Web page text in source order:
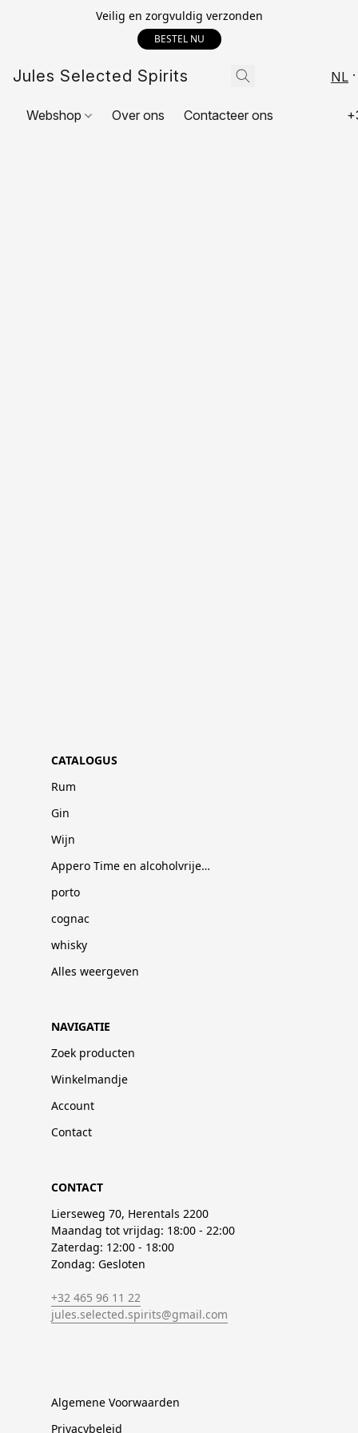
Veilig en zorgvuldig verzonden
BESTEL NU
Jules Selected Spirits NL
Webshop Over ons Contacteer ons
CATALOGUS
Rum
Gin
Wijn
Appero Time en alcoholvrije dranken
porto
cognac
whisky
Alles weergeven
NAVIGATIE
Zoek producten
Winkelmandje
Account
Contact
CONTACT
Lierseweg 70, Herentals 2200
Maandag tot vrijdag: 18:00 - 22:00
Zaterdag: 12:00 - 18:00
Zondag: Gesloten
+32 465 96 11 22
jules.selected.spirits@gmail.com
Algemene Voorwaarden
Privacybeleid